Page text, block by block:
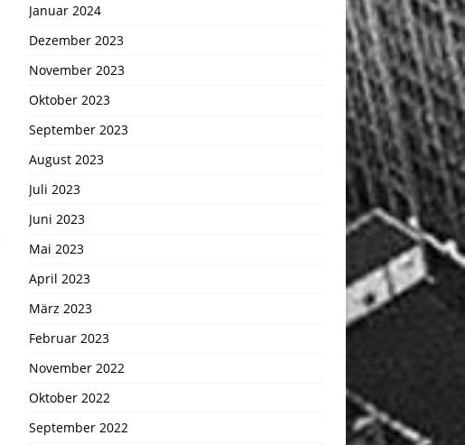
Januar 2024
Dezember 2023
November 2023
Oktober 2023
September 2023
August 2023
Juli 2023
Juni 2023
Mai 2023
April 2023
März 2023
Februar 2023
November 2022
Oktober 2022
September 2022